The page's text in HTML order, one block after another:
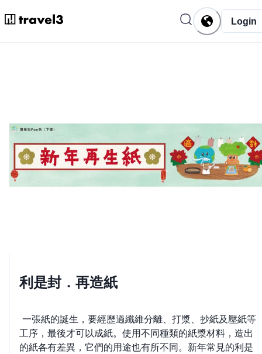
Login
利是封．再造紙
一張紙的誕生，要經歷過纖維分離、打漿、抄紙及壓紙等
工序，最後才可以成紙。使用不同種類的紙漿材料，造出
的紙各有差異，它們的用途也有所不同。新年常見的利是